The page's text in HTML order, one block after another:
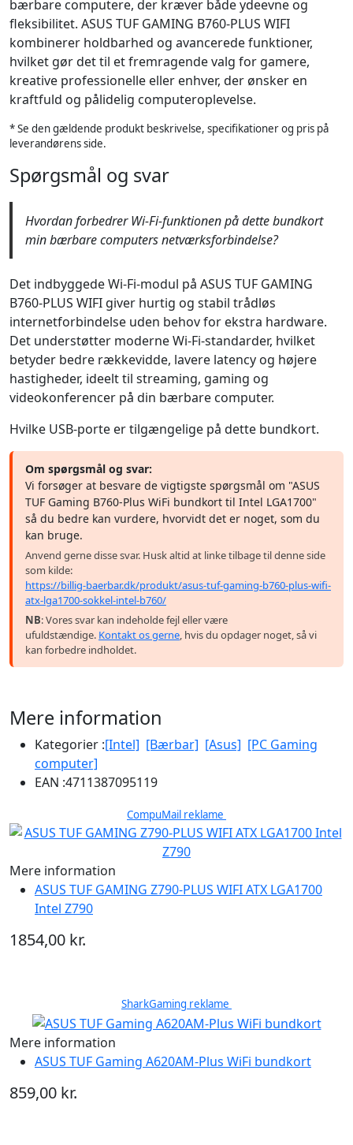
bærbare computere, der kræver både ydeevne og
fleksibilitet. ASUS TUF GAMING B760-PLUS WIFI
kombinerer holdbarhed og avancerede funktioner,
hvilket gør det til et fremragende valg for gamere,
kreative professionelle eller enhver, der ønsker en
kraftfuld og pålidelig computeroplevelse.
* Se den gældende produkt beskrivelse, specifikationer og pris på
leverandørens side.
Spørgsmål og svar
Hvordan forbedrer Wi-Fi-funktionen på dette bundkort
min bærbare computers netværksforbindelse?
Det indbyggede Wi-Fi-modul på ASUS TUF GAMING
B760-PLUS WIFI giver hurtig og stabil trådløs
internetforbindelse uden behov for ekstra hardware.
Det understøtter moderne Wi-Fi-standarder, hvilket
betyder bedre rækkevidde, lavere latency og højere
hastigheder, ideelt til streaming, gaming og
videokonferencer på din bærbare computer.
Hvilke USB-porte er tilgængelige på dette bundkort.
Om spørgsmål og svar:
Vi forsøger at besvare de vigtigste spørgsmål om "ASUS
TUF Gaming B760-Plus WiFi bundkort til Intel LGA1700"
så du bedre kan vurdere, hvorvidt det er noget, som du
kan bruge.
Anvend gerne disse svar. Husk altid at linke tilbage til denne side
som kilde:
https://billig-baerbar.dk/produkt/asus-tuf-gaming-b760-plus-wifi-
atx-lga1700-sokkel-intel-b760/
NB: Vores svar kan indeholde fejl eller være
ufuldstændige. Kontakt os gerne, hvis du opdager noget, så vi
kan forbedre indholdet.
Mere information
Kategorier :[Intel] [Bærbar] [Asus] [PC Gaming
computer]
EAN :4711387095119
CompuMail reklame
Mere information
ASUS TUF GAMING Z790-PLUS WIFI ATX LGA1700
Intel Z790
1854,00 kr.
SharkGaming reklame
Mere information
ASUS TUF Gaming A620AM-Plus WiFi bundkort
859,00 kr.